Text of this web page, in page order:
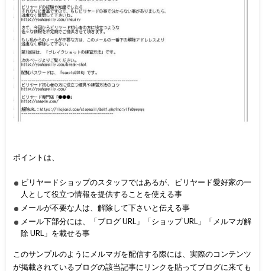
ポイントは、
ビリヤードショップのスタッフではあるが、ビリヤード愛好家の一
人として役立つ情報を提供することを使える事
メールが不要な人は、解除して下さいと伝える事
メール下部分には、「ブログ URL」「ショップ URL」「メルマガ解
除 URL」を載せる事
このサンプルのようにメルマガを配信する際には、実際のコンテンツ
が掲載されているブログの該当記事にリンクを貼ってブログに来ても